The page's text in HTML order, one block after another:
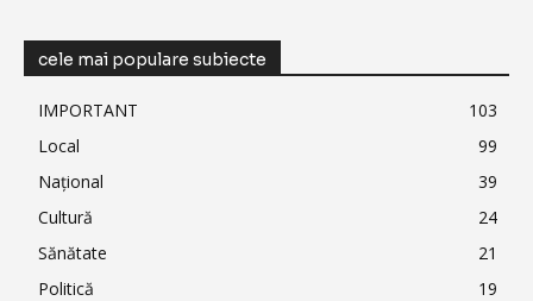
cele mai populare subiecte
IMPORTANT
103
Local
99
Național
39
Cultură
24
Sănătate
21
Politică
19